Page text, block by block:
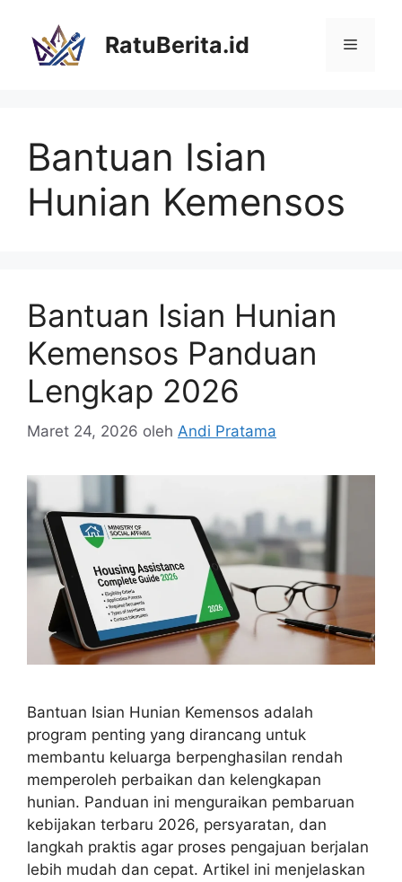
RatuBerita.id Menu
Bantuan Isian
Hunian Kemensos
Bantuan Isian Hunian
Kemensos Panduan
Lengkap 2026
Maret 24, 2026 oleh Andi Pratama
Bantuan Isian Hunian Kemensos adalah
program penting yang dirancang untuk
membantu keluarga berpenghasilan rendah
memperoleh perbaikan dan kelengkapan
hunian. Panduan ini menguraikan pembaruan
kebijakan terbaru 2026, persyaratan, dan
langkah praktis agar proses pengajuan berjalan
lebih mudah dan cepat. Artikel ini menjelaskan